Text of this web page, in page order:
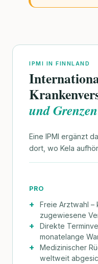
IPMI IN FINNLAND
und Grenzen
Eine IPMI ergänzt
dort, wo Kela
PRO
Freie Arztwahl –
zugewiesene
Direkte
monatelange
Medizinischer
weltweit